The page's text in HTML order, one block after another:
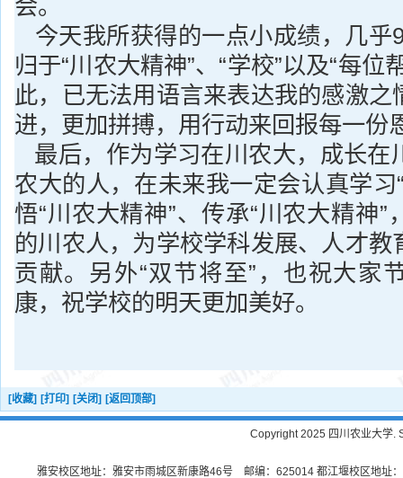
会。
今天我所获得的一点小成绩，几乎
归于“川农大精神”、“学校”以及“每位
此，已无法用语言来表达我的感激之
进，更加拼搏，用行动来回报每一份
最后，作为学习在川农大，成长在
农大的人，在未来我一定会认真学习
悟“川农大精神”、传承“川农大精神
的川农人，为学校学科发展、人才教
贡献。另外“双节将至”，也祝大家
康，祝学校的明天更加美好。
[收藏] [打印] [关闭] [返回顶部]
Copyright 2025 四川农业大学.
雅安校区地址：雅安市雨城区新康路46号 邮编：625014 都江堰校区地址